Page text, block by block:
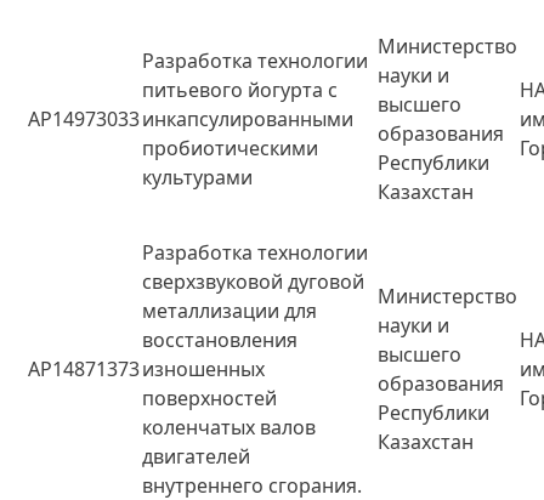
AP14973033
Разработка технологии
питьевого йогурта с
инкапсулированными
пробиотическими
культурами
Министерство
науки и
высшего
образования
Республики
Казахстан
AP14871373
Разработка технологии
сверхзвуковой дуговой
металлизации для
восстановления
изношенных
поверхностей
коленчатых валов
двигателей
внутреннего сгорания.
Министерство
науки и
высшего
образования
Республики
Казахстан